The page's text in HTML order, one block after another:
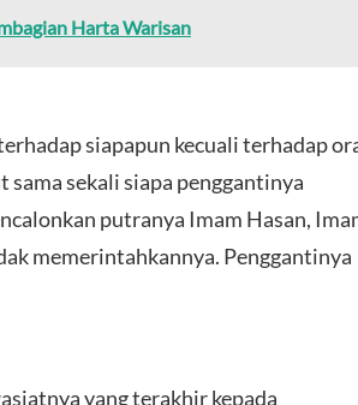
Harta Warisan
siapapun kecuali terhadap
sekali siapa penggantinya
putranya Imam Hasan,
memerintahkannya. Penggantinya
yang terakhir kepada